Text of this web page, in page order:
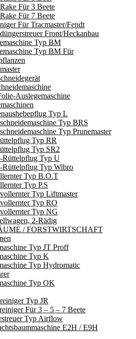
Für 3 Beete
Für 7 Beete
Für Tracmaster/Fendt
Front/Heckanbau
Typ BM
Typ BM Für
Auslegemaschine
Typ L
Typ BRS
Typ Prunemaster
Typ RR
Typ SR2
Rüttelpflug Typ U
Rüttelpflug Typ Wibro
Typ B.O.T
Typ P.S
Typ Liftmaster
Typ RO
Typ NG
2-Rädig
/ FORSTWIRTSCHAFT
Typ JT Proff
Typ K
Typ Hydromatic
Typ OK
Typ JR
Für 3 – 5 – 7 Beete
Typ Airflow
E2H / E9H